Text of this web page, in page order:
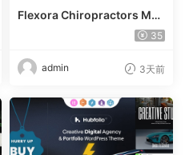
Flexora Chiropractors Mes
sage and Physical Therapi
35
admin 3天前